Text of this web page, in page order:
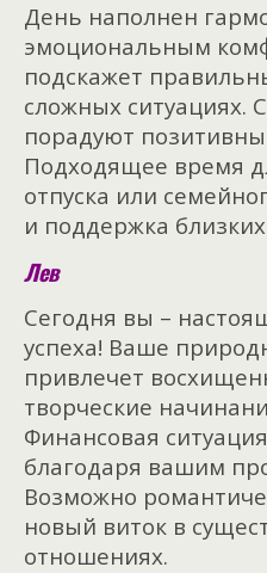
День наполнен
эмоциональным
подскажет
сложных ситуациях.
порадуют
Подходящее время
отпуска или
и поддержка
Лев
Сегодня вы –
успеха! Ваше
привлечет
творческие
Финансовая
благодаря вашим
Возможно
новый виток в
отношениях.